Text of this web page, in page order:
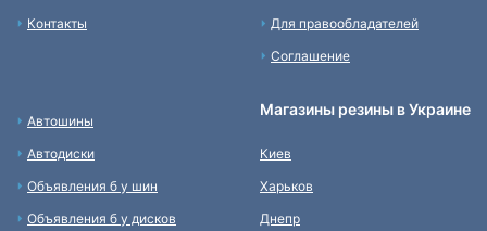
Контакты
Для правообладателей
Соглашение
Автошины
Автодиски
Объявления б у шин
Объявления б у дисков
Магазины резины в Украине
Киев
Харьков
Днепр